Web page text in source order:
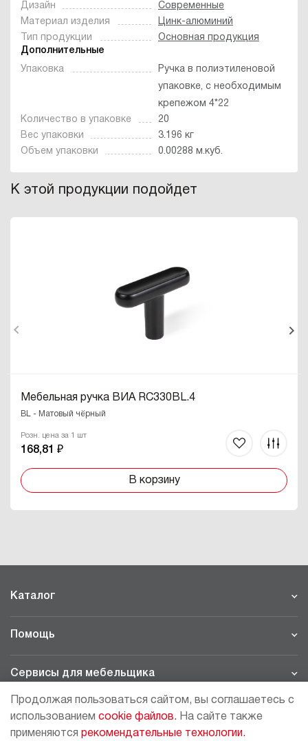
Дизайн
Современные
Материал изделия
Цинк-алюминий
Тип продукции
Основная продукция
Дополнительные
Упаковка
Ручка в полиэтиленовой
упаковке, с необходимым
крепежом 4*22
Количество в упаковке
20
Вес упаковки
3.196 кг
Объем упаковки
0.00288 м.куб.
К этой продукции подойдет
Мебельная ручка ВИА RC330BL.4
BL - Матовый чёрный
Розн. цена за 1 шт
168,81 ₽
В корзину
Каталог
Помощь
Сервисы для мебельщика
МОСКВА - ШОУРУМ/СКЛАД
Продолжая пользоваться сайтом, вы соглашаетесь с
использованием cookie файлов. На сайте также
применяются рекомендательные технологии.